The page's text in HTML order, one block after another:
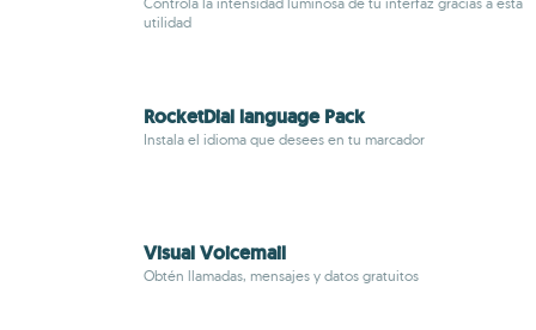
utilidad
RocketDial language Pack
Instala el idioma que desees en tu marcador
Visual Voicemail
Obtén llamadas, mensajes y datos gratuitos